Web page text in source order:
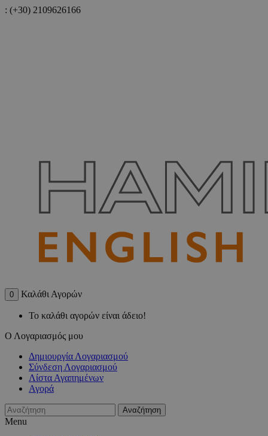
: (+30) 2109626166
0 Καλάθι Αγορών
Το καλάθι αγορών είναι άδειο!
Ο Λογαριασμός μου
Δημιουργία Λογαριασμού
Σύνδεση Λογαριασμού
Λίστα Αγαπημένων
Αγορά
Αναζήτηση
Menu